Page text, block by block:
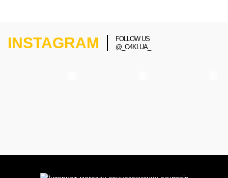
INSTAGRAM
FOLLOW US
@_O4KI.UA_